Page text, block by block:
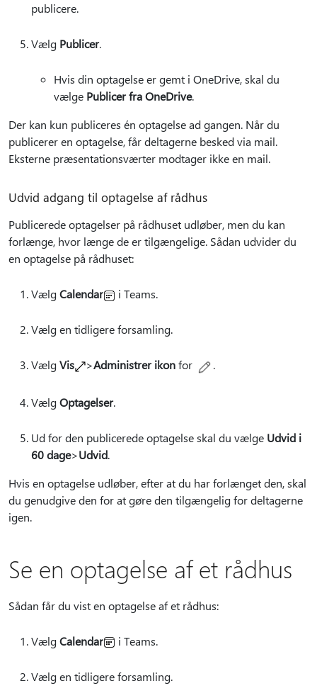
publicere.
Vælg Publicer.
Hvis din optagelse er gemt i OneDrive, skal du
vælge Publicer fra OneDrive.
Der kan kun publiceres én optagelse ad gangen. Når du
publicerer en optagelse, får deltagerne besked via mail.
Eksterne præsentationsværter modtager ikke en mail.
Udvid adgang til optagelse af rådhus
Publicerede optagelser på rådhuset udløber, men du kan
forlænge, hvor længe de er tilgængelige. Sådan udvider du
en optagelse på rådhuset:
VælgCalendar i Teams.
Vælg en tidligere forsamling.
VælgVis >Administrer ikonfor .
VælgOptagelser.
Ud for den publicerede optagelse skal du vælge Udvid i
60 dage>Udvid.
Hvis en optagelse udløber, efter at du har forlænget den, skal
du genudgive den for at gøre den tilgængelig for deltagerne
igen.
Se en optagelse af et rådhus
Sådan får du vist en optagelse af et rådhus:
VælgCalendar i Teams.
Vælg en tidligere forsamling.